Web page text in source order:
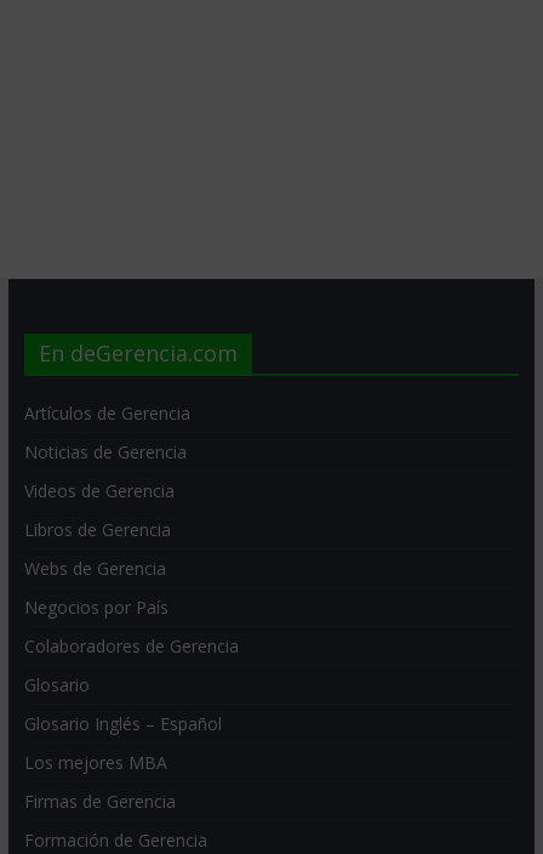
En deGerencia.com
Artículos de Gerencia
Noticias de Gerencia
Videos de Gerencia
Libros de Gerencia
Webs de Gerencia
Negocios por País
Colaboradores de Gerencia
Glosario
Glosario Inglés – Español
Los mejores MBA
Firmas de Gerencia
Formación de Gerencia